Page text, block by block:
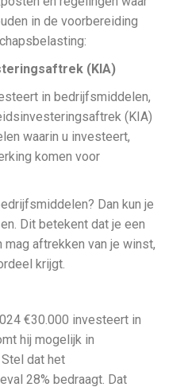
in de voorbereiding
(KIA)
in bedrijfsmiddelen,
(KIA)
waarin u investeert,
komen voor
Dan kun je
Dit betekent dat je een
aftrekken van je winst,
krijgt.
€30.000 investeert in
hij mogelijk in
dat het
28% bedraagt. Dat